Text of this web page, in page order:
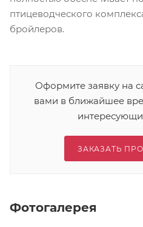
птицеводческого
бройлеров.
Оформите заявку на
вами в ближайшее
ЗАКАЗАТЬ
Фотогалерея